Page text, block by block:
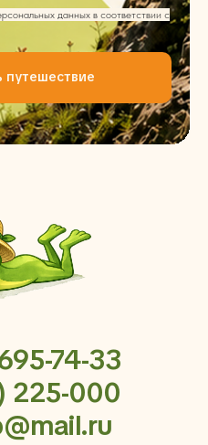
данных в соответствии с
путешествие
74-33
225-000